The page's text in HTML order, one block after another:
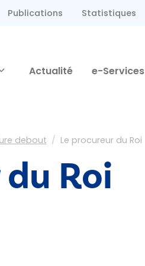
Publications Statistiques
Actualité e-Services
debout Le procureur du Roi
Roi